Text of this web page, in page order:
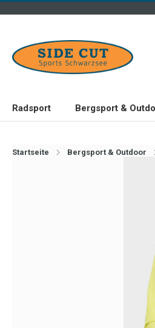
Radsport Bergsport &
Startseite Bergsport & Outdoor